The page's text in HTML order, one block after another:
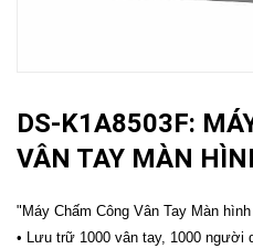
DS-K1A8503F:
VÂN TAY MÀN
"Máy Chấm Công Vân Tay Màn
• Lưu trữ 1000 vân tay, 1000 người